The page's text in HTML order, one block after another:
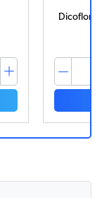
Dicoflor